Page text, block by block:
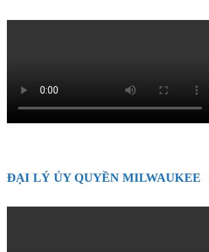
ĐẠI LÝ ỦY QUYỀN MILWAUKEE